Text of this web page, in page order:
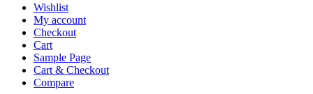
Wishlist
My account
Checkout
Cart
Sample Page
Cart & Checkout
Compare